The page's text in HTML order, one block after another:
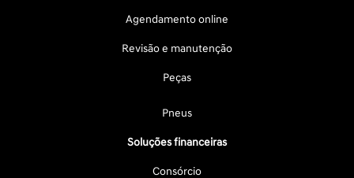
Agendamento online
Revisão e manutenção
Peças
Pneus
Soluções financeiras
Consórcio